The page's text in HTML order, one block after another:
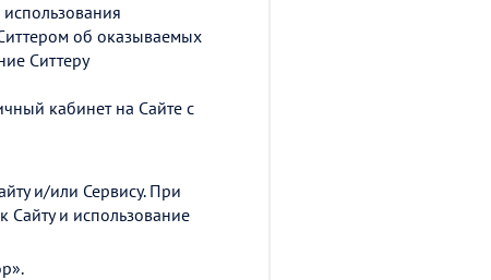
об оказываемых
Ситтеру
кабинет на Сайте с
и/или Сервису. При
Сайту и использование